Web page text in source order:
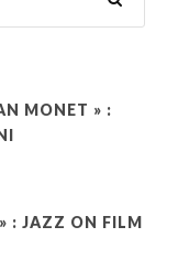
MONET » :
: JAZZ ON FILM